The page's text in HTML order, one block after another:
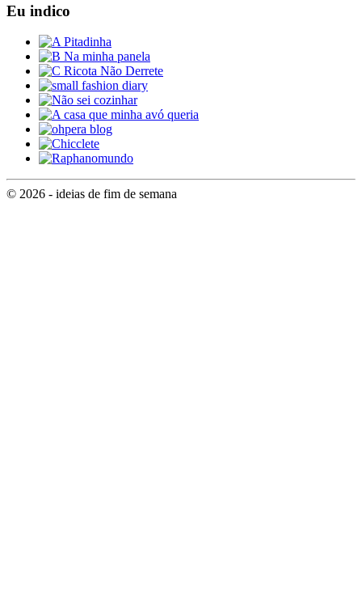
Eu indico
© 2026 - ideias de fim de semana